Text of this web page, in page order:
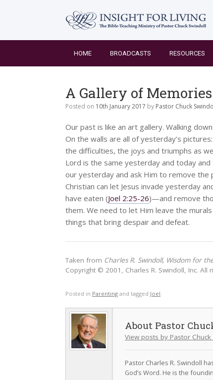
HOME BROADCASTS RESOURCES
A Gallery of Memories
Posted on 10th January 2017 by Pastor Chuck
Our past is like an art gallery. Walking
On the walls are all of yesterday’s
the difficulties, the joys and triumphs as
Lord is the same yesterday and today
our yesterday and ask Him to remove
Christian can let Jesus invade yesterday
have eaten (Joel 2:25-26)—and remove
them. We need to let Him leave the
things that bring despair and defeat.
Taken from Charles R. Swindoll, Wisdom for
Copyright © 2001, Charles R. Swindoll, Inc. All
Posted in Parenting and tagged Joel.
Pastor
View posts by Pastor Chuck
Pastor Charles R. Swindoll
God’s Word. He is the